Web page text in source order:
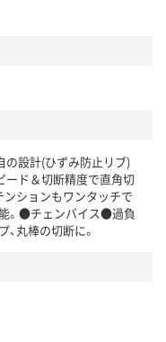
設計(ひずみ防止リブ)
ード＆切断精度で直角切
ションもワンタッチで
。●チェンバイス●過負
丸棒の切断に。